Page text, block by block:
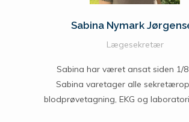
Sabina Nymark
Lægesekretær
Sabina har været ansat siden 1/
Sabina varetager alle
blodprøvetagning, EKG og